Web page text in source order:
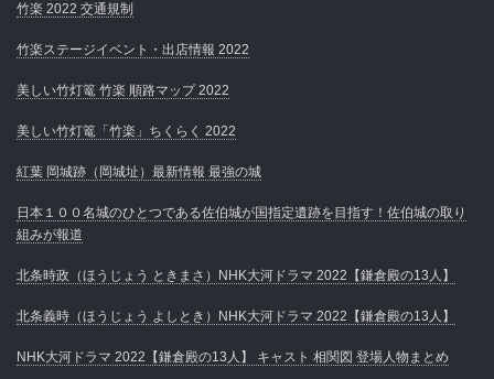
竹楽 2022 交通規制
竹楽ステージイベント・出店情報 2022
美しい竹灯篭 竹楽 順路マップ 2022
美しい竹灯篭「竹楽」ちくらく 2022
紅葉 岡城跡（岡城址）最新情報 最強の城
日本１００名城のひとつである佐伯城が国指定遺跡を目指す！佐伯城の取り
組みが報道
北条時政（ほうじょう ときまさ）NHK大河ドラマ 2022【鎌倉殿の13人】
北条義時（ほうじょう よしとき）NHK大河ドラマ 2022【鎌倉殿の13人】
NHK大河ドラマ 2022【鎌倉殿の13人】 キャスト 相関図 登場人物まとめ